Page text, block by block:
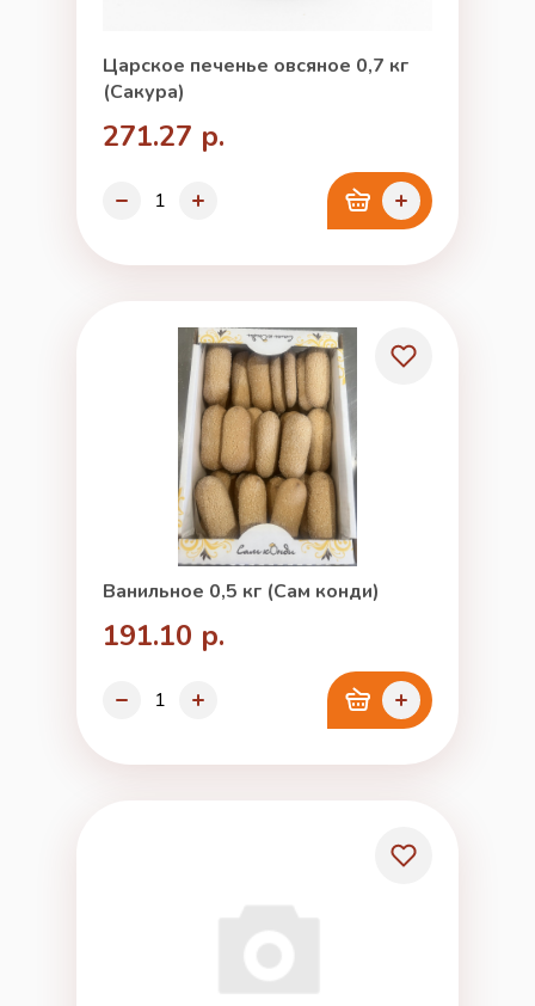
Царское печенье овсяное 0,7 кг
(Сакура)
271.27 р.
Ванильное 0,5 кг (Сам конди)
191.10 р.